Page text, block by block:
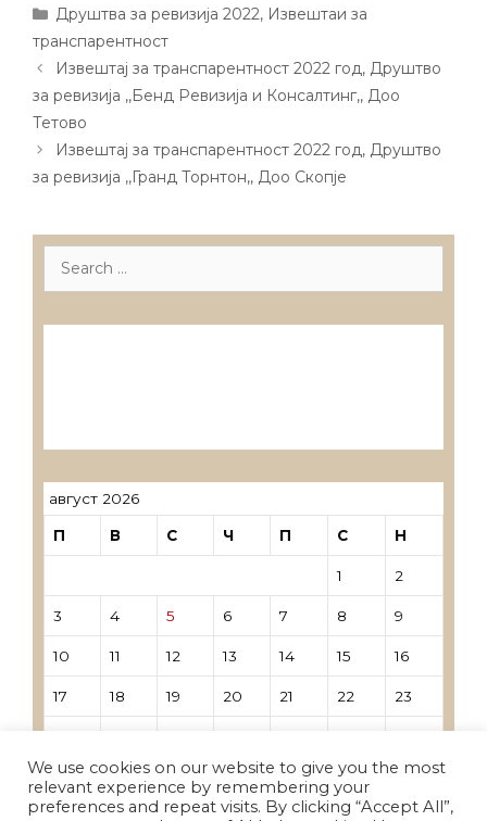
Categories
Друштва за ревизија 2022, Извештаи за
транспарентност
Post
navigation
Извештај за транспарентност 2022 год, Друштво
за ревизија ,,Бенд Ревизија и Консалтинг,, Доо
Тетово
Извештај за транспарентност 2022 год, Друштво
за ревизија ,,Гранд Торнтон,, Доо Скопје
Search
август 2026
П В С Ч П С Н
1 2
3 4 5 6 7 8 9
10 11 12 13 14 15 16
17 18 19 20 21 22 23
31
We use cookies on our website to give you the most
relevant experience by remembering your
preferences and repeat visits. By clicking “Accept All”,